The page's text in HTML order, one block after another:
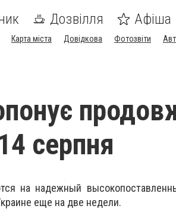
Дозвілля Афіша
Карта міста Довідкова Фотозвіти
серпня
на надежный
еще на две недели.